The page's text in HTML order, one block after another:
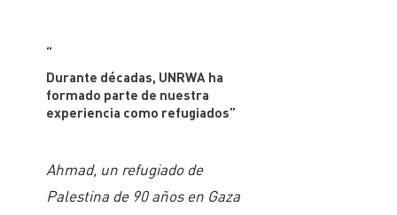
“
Durante décadas, UNRWA ha
formado parte de nuestra
experiencia como refugiados”
Ahmad, un refugiado de
Palestina de 90 años en Gaza